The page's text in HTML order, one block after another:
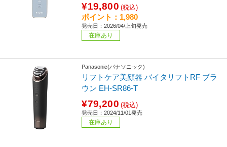
¥19,800 (税込)
ポイント：1,980
発売日：2026/04/上旬発売
在庫あり
Panasonic(パナソニック)
リフトケア美顔器 バイタリフトRF ブラ
ウン EH-SR86-T
¥79,200 (税込)
発売日：2024/11/01発売
在庫あり